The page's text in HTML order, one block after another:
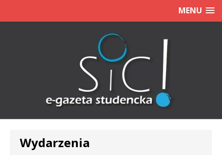
MENU
Wydarzenia